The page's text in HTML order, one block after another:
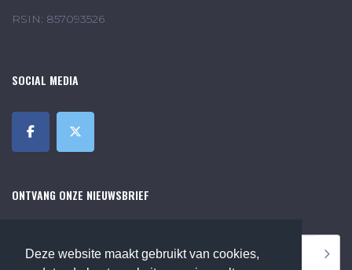
Deze website maakt gebruikt van cookies,
RSIN: 857093526
SOCIAL MEDIA
ONTVANG ONZE NIEUWSBRIEF